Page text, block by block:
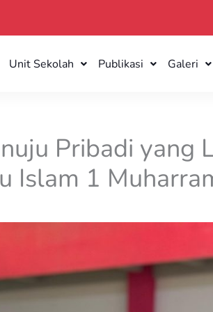
Unit Sekolah Publikasi Galeri
Pribadi yang
Islam 1